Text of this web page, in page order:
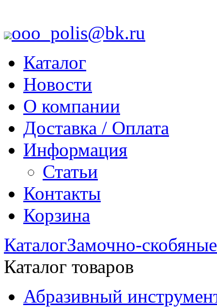
ooo_polis@bk.ru
Каталог
Новости
О компании
Доставка / Оплата
Информация
Статьи
Контакты
Корзина
КаталогЗамочно-
Каталог товаров
Абразивный